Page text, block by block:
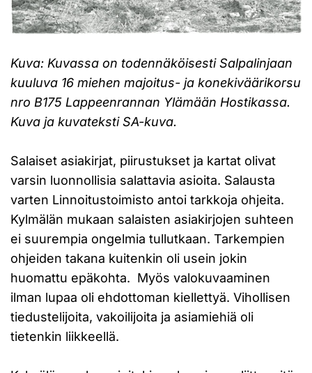
Kuva: Kuvassa on todennäköisesti Salpalinjaan
kuuluva 16 miehen majoitus- ja konekiväärikorsu
nro B175 Lappeenrannan Ylämään Hostikassa.
Kuva ja kuvateksti SA-kuva.
Salaiset asiakirjat, piirustukset ja kartat olivat
varsin luonnollisia salattavia asioita. Salausta
varten Linnoitustoimisto antoi tarkkoja ohjeita.
Kylmälän mukaan salaisten asiakirjojen suhteen
ei suurempia ongelmia tullutkaan. Tarkempien
ohjeiden takana kuitenkin oli usein jokin
huomattu epäkohta. Myös valokuvaaminen
ilman lupaa oli ehdottoman kiellettyä. Vihollisen
tiedustelijoita, vakoilijoita ja asiamiehiä oli
tietenkin liikkeellä.